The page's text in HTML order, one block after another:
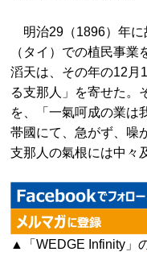
明治29（1896）年に
（タイ）での植民事
滔天は、その年の12月
る支那人」を寄せた。
を、「一氣呵成の業は
帯國にて、急がず、噪
支那人の氣根には中々
▲「WEDGE Infinity」